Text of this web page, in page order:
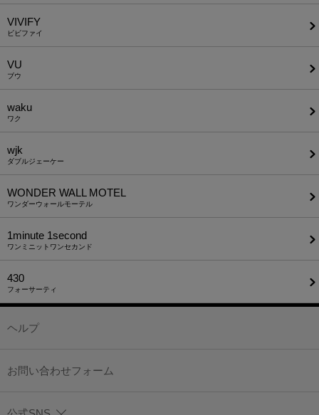
VIVIFY
ビビファイ
VU
ブウ
waku
ワク
wjk
ダブルジェーケー
WONDER WALL MOTEL
ワンダーウォールモーテル
1minute​ 1second
ワンミニットワンセカンド
430
フォーサーティ
ヘルプ
お問い合わせフォーム